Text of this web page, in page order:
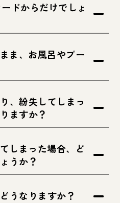
ドからだけでしょ
ま、お風呂やプー
、紛失してしまっ
ますか？
しまった場合、ど
うか？
うなりますか？